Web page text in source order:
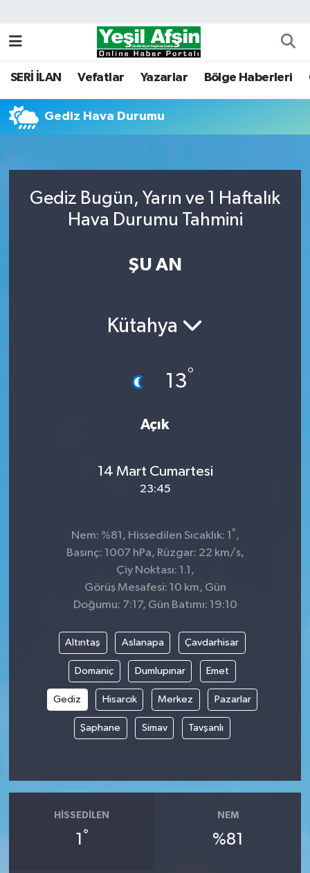
SERİ İLAN Vefatlar Yazarlar Bölge Haberleri
Gediz Hava Durumu
Gediz Bugün, Yarın ve 1 Haftalık
Hava Durumu Tahmini
ŞU AN
Kütahya
13°
Açık
14 Mart Cumartesi
23:45
Nem: %81, Hissedilen Sıcaklık: 1 °,
Basınç: 1007 hPa, Rüzgar: 22 km/s,
Çiy Noktası: 1.1,
Görüş Mesafesi: 10 km, Gün
Doğumu: 7:17, Gün Batımı: 19:10
Altıntaş Aslanapa Çavdarhisar
Domaniç Dumlupınar Emet
Gediz Hisarcık Merkez Pazarlar
Şaphane Simav Tavşanlı
HISSEDILEN
1 °
NEM
%81
Kahramanmaraş Nöbetçi Eczaneler
Kahramanmaraş Namaz Vakitleri
Süper Lig Puan Durumu ve Fikstür
Tüm Manşetler
Son Dakika Haberleri